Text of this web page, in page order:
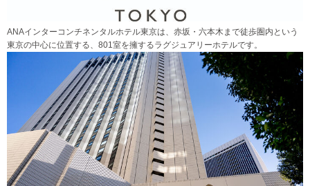
ANAインターコンチネンタルホテル東京は、赤坂・六本木まで徒歩圏内という
東京の中心に位置する、801室を擁するラグジュアリーホテルです。